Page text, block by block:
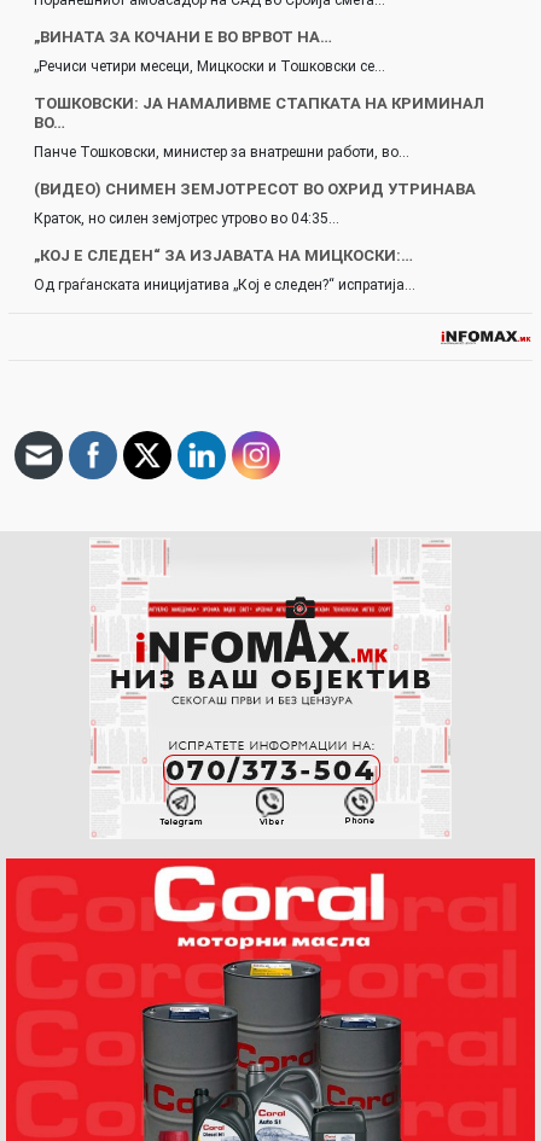
„ВИНАТА ЗА КОЧАНИ Е ВО ВРВОТ НА…
„Речиси четири месеци, Мицкоски и Тошковски се…
ТОШКОВСКИ: ЈА НАМАЛИВМЕ СТАПКАТА НА КРИМИНАЛ
ВО…
Панче Тошковски, министер за внатрешни работи, во…
(ВИДЕО) СНИМЕН ЗЕМЈОТРЕСОТ ВО ОХРИД УТРИНАВА
Краток, но силен земјотрес утрово во 04:35…
„КОЈ Е СЛЕДЕН“ ЗА ИЗЈАВАТА НА МИЦКОСКИ:…
Од граѓанската иницијатива „Кој е следен?“ испратија…